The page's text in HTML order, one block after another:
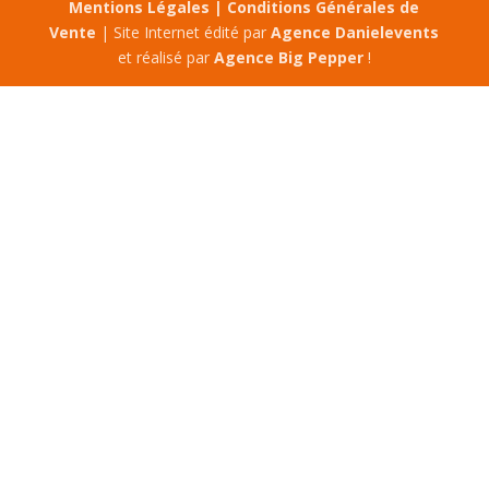
Mentions Légales | Conditions Générales de
Vente | Site Internet édité parAgence Danielevents
et réalisé par Agence Big Pepper!